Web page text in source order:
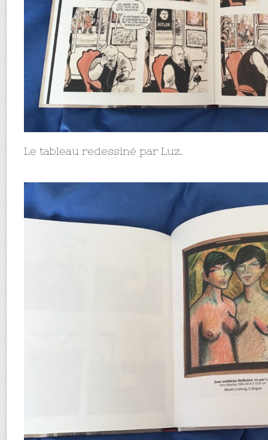
Le tableau redessiné par Luz.